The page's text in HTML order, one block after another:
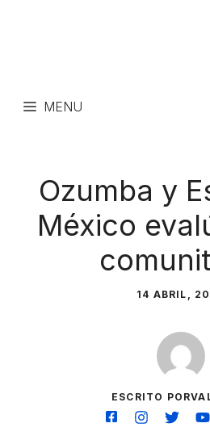
MENU
Ozumba y
México
14 ABRIL,
ESCRITO